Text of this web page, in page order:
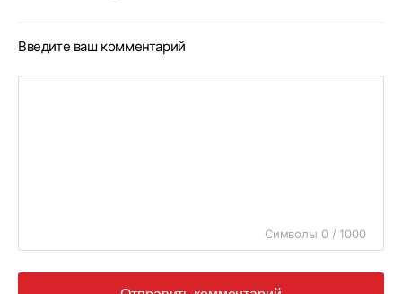
Введите ваш комментарий
Символы 0 / 1000